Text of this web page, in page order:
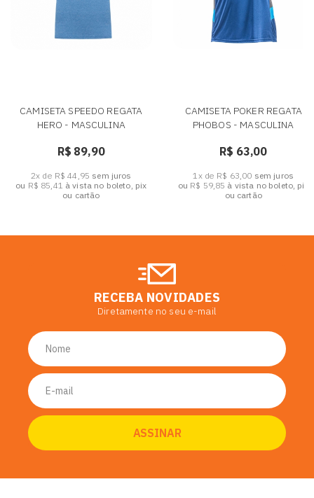
CAMISETA SPEEDO REGATA
HERO - MASCULINA
R$ 89,90
2x de R$ 44,95 sem juros
ou R$ 85,41 à vista no boleto, pix
ou cartão
CAMISETA POKER REGATA
PHOBOS - MASCULINA
R$ 63,00
1x de R$ 63,00 sem juros
ou R$ 59,85 à vista no boleto, pix
ou cartão
RECEBA NOVIDADES
Diretamente no seu e-mail